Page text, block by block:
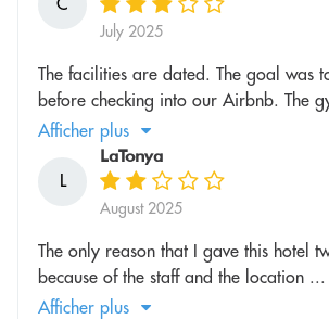
July 2025
The facilities are dated. The goal was
before checking into our Airbnb. The
Afficher plus
L
LaTonya
August 2025
The only reason that I gave this hotel
because of the staff and the location ...
Afficher plus